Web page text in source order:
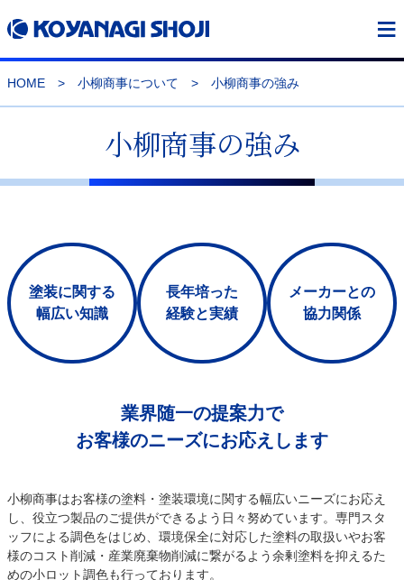
≡
HOME > 小柳商事について > 小柳商事の強み
小柳商事の強み
塗装に関する
幅広い知識
長年培った
経験と実績
メーカーとの
協力関係
業界随一の提案力で
お客様のニーズにお応えします
小柳商事はお客様の塗料・塗装環境に関する幅広いニーズにお応え
し、役立つ製品のご提供ができるよう日々努めています。専門スタ
ッフによる調色をはじめ、環境保全に対応した塗料の取扱いやお客
様のコスト削減・産業廃棄物削減に繋がるよう余剰塗料を抑えるた
めの小ロット調色も行っております。